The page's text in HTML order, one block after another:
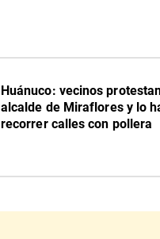
Huánuco: vecinos
alcalde de Miraflores y lo
recorrer calles con pollera